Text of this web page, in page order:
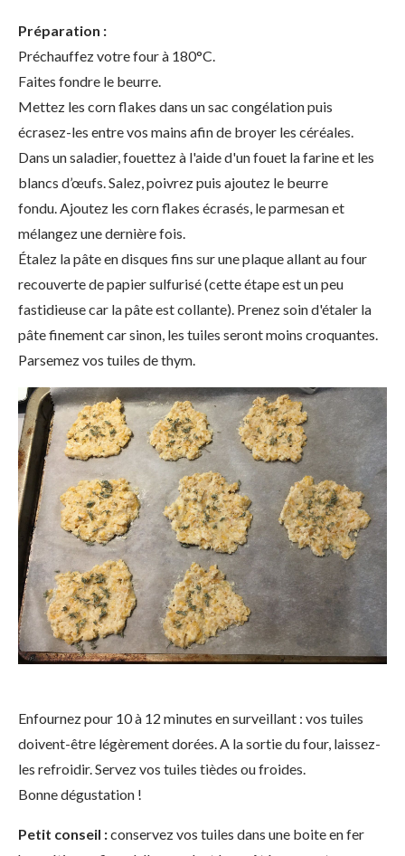
Préparation :
Préchauffez votre four à 180°C.
Faites fondre le beurre.
Mettez les corn flakes dans un sac congélation puis
écrasez-les entre vos mains afin de broyer les céréales.
Dans un saladier, fouettez à l'aide d'un fouet la farine et les
blancs d’œufs. Salez, poivrez puis ajoutez le beurre
fondu. Ajoutez les corn flakes écrasés, le parmesan et
mélangez une dernière fois.
Étalez la pâte en disques fins sur une plaque allant au four
recouverte de papier sulfurisé (cette étape est un peu
fastidieuse car la pâte est collante). Prenez soin d'étaler la
pâte finement car sinon, les tuiles seront moins croquantes.
Parsemez vos tuiles de thym.
Enfournez pour 10 à 12 minutes en surveillant : vos tuiles
doivent-être légèrement dorées. A la sortie du four, laissez-
les refroidir. Servez vos tuiles tièdes ou froides.
Bonne dégustation !
Petit conseil :conservez vos tuiles dans une boite en fer